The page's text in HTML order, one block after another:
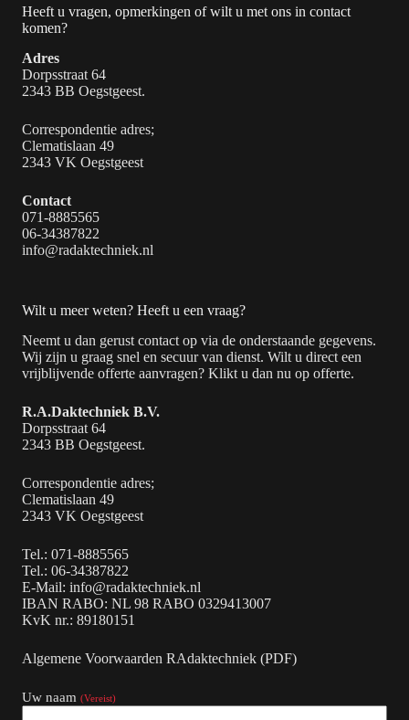
Heeft u vragen, opmerkingen of wilt u met ons in contact
komen?
Adres
Dorpsstraat 64
2343 BB Oegstgeest.
Correspondentie adres;
Clematislaan 49
2343 VK Oegstgeest
Contact
071-8885565
06-34387822
info@radaktechniek.nl
Wilt u meer weten? Heeft u een vraag?
Neemt u dan gerust contact op via de onderstaande gegevens.
Wij zijn u graag snel en secuur van dienst. Wilt u direct een
vrijblijvende offerte aanvragen? Klikt u dan nu op offerte.
R.A.Daktechniek B.V.
Dorpsstraat 64
2343 BB Oegstgeest.
Correspondentie adres;
Clematislaan 49
2343 VK Oegstgeest
Tel.: 071-8885565
Tel.: 06-34387822
E-Mail: info@radaktechniek.nl
IBAN RABO: NL 98 RABO 0329413007
KvK nr.: 89180151
Algemene Voorwaarden RAdaktechniek (PDF)
Uw naam (Vereist)